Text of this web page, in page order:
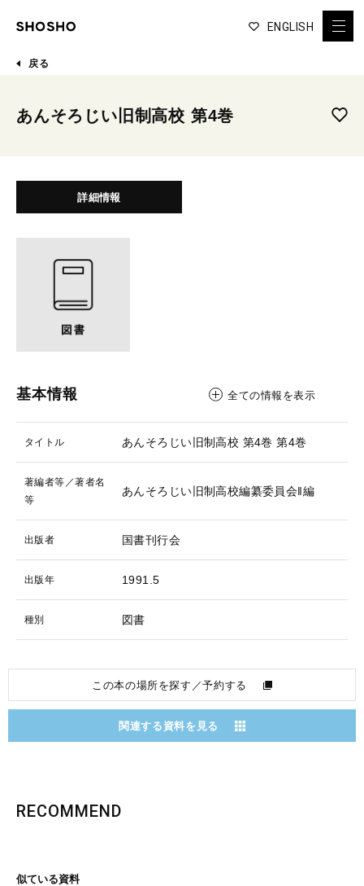
ENGLISH
戻る
あんそろじい旧制高校 第4巻
詳細情報
基本情報 全ての情報を表示
タイトル あんそろじい旧制高校 第4巻 第4巻
著編者等／著者名
等
あんそろじい旧制高校編纂委員会‖編
出版者 国書刊行会
出版年 1991.5
種別 図書
この本の場所を探す／予約する
関連する資料を見る
RECOMMEND
似ている資料